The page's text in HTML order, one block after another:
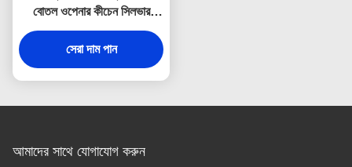
বোতল ওপেনার কীচেন সিলভার
ভিনটেজ
সেরা দাম পান
আমাদের সাথে যোগাযোগ করুন